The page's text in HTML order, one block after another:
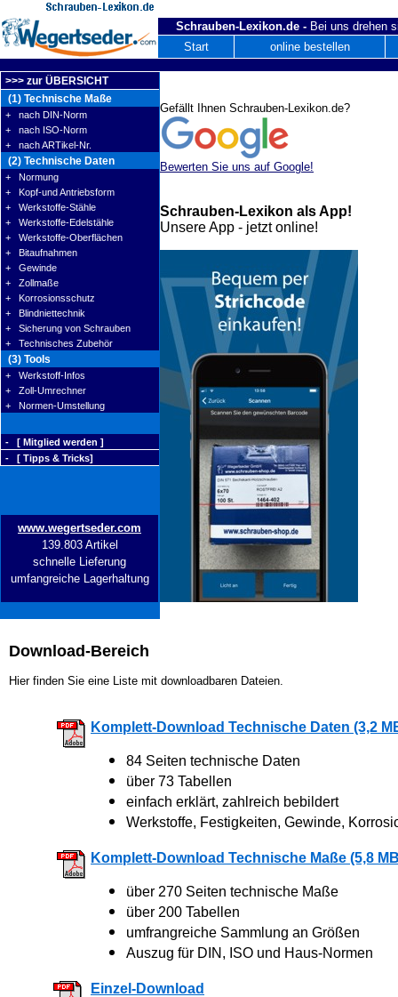
Schrauben-Lexikon.de - Bei uns drehen
Start
online bestellen
>>> zur ÜBERSICHT
(1) Technische Maße
+ nach DIN-Norm
+ nach ISO-Norm
+ nach ARTikel-Nr.
(2) Technische Daten
+ Normung
+ Kopf-und Antriebsform
+ Werkstoffe-Stähle
+ Werkstoffe-Edelstähle
+ Werkstoffe-Oberflächen
+ Bitaufnahmen
+ Gewinde
+ Zollmaße
+ Korrosionsschutz
+ Blindniettechnik
+ Sicherung von Schrauben
+ Technisches Zubehör
(3) Tools
+ Werkstoff-Infos
+ Zoll-Umrechner
+ Normen-Umstellung
- [ Mitglied werden ]
- [ Tipps & Tricks]
www.wegertseder.com
139.803 Artikel
schnelle Lieferung
umfangreiche Lagerhaltung
Download-Bereich
Hier finden Sie eine Liste mit downloadbaren Dateien.
Komplett-Download Technische Daten (3,2
84 Seiten technische Daten
über 73 Tabellen
einfach erklärt, zahlreich bebildert
Werkstoffe, Festigkeiten, Gewinde,
Komplett-Download Technische Maße (5,8
über 270 Seiten technische Maße
über 200 Tabellen
umfrangreiche Sammlung an Größen
Auszug für DIN, ISO und Haus-Normen
Einzel-Download
Gefällt Ihnen Schrauben-Lexikon.de?
Bewerten Sie uns auf Google!
Schrauben-Lexikon als App!
Unsere App - jetzt online!